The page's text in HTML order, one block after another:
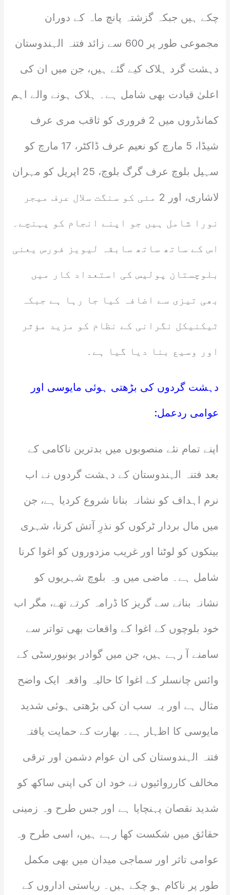
چکے ہیں جبکہ گزشتہ پانچ ماہ کے دوران
مجموعی طور پر 600 سے زائد فتنہ الہندوستان
دہشت گرد ہلاک کیے گئے ہیں، جن میں ان کی
اعلیٰ قیادت بھی شامل ہے۔ ہلاک ہونے والے اہم
کمانڈروں میں 2 فروری کو ثاقب مری عرف
شیڈا، 5 مارچ کو نعیم عرف ڈاکٹر، 17 مارچ کو
سہیل بلوچ عرف گرگ بلوچ، 25 اپریل کو مہران
لاشاری، اور 2 مئی کو سنگت سلال عرف میجر
نورا شامل ہیں جو اپنے انجام کو پہنچے۔
اس کے ساتھ ساتھ سابقہ لیویز فورس یعنی
بلوچستان پولیس کی استعداد کار میں
بھی تیزی سے اضافہ کیا جا رہا ہے جبکہ
ٹیکنیکل نگرانی کے نظام کو مزید مؤثر
اور وسیع بنا دیا گیا ہے۔
دہشت گردوں کی بڑھتی ہوئی مایوسی اور
عوامی ردعمل:
اپنے تمام نئے منصوبوں میں بدترین ناکامی کے
بعد فتنہ الہندوستان کے دہشت گردوں نے اب
نرم اہداف کو نشانہ بنانا شروع کردیا ہے، جن
میں مال بردار ٹرکوں کو نذرِ آتش کرنا، شہری
بینکوں کو لوٹنا اور غریب مزدوروں کو اغوا کرنا
شامل ہے۔ ماضی میں وہ بلوچ شہریوں کو
نشانہ بنانے سے گریز کا ڈرامہ کرتے تھے، مگر اب
خود بلوچوں کے اغوا کے واقعات بھی تواتر سے
سامنے آ رہے ہیں، جن میں گوادر یونیورسٹی کے
وائس چانسلر کے اغوا کا حالیہ واقعہ ایک واضح
مثال ہے اور یہ سب ان کی بڑھتی ہوئی شدید
مایوسی کا اظہار ہے۔ بھارت کے حمایت یافتہ
فتنہ الہندوستان کی ان عوام دشمن اور ترقی
مخالف کارروائیوں نے خود ان کی اپنی ساکھ کو
شدید نقصان پہنچایا ہے اور جس طرح وہ زمینی
حقائق میں شکست کھا رہے ہیں، اسی طرح وہ
عوامی تاثر اور سماجی میدان میں بھی مکمل
طور پر ناکام ہو چکے ہیں۔ ریاستی اداروں کے